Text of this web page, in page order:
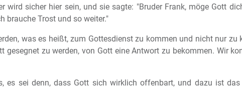
wird sicher hier sein, und sie sagte: "Bruder Frank, möge Gott
brauche Trost und so weiter."
was es heißt, zum Gottesdienst zu kommen und nicht nur zu
gesegnet zu werden, von Gott eine Antwort zu bekommen. Wir
es sei denn, dass Gott sich wirklich offenbart, und dazu ist